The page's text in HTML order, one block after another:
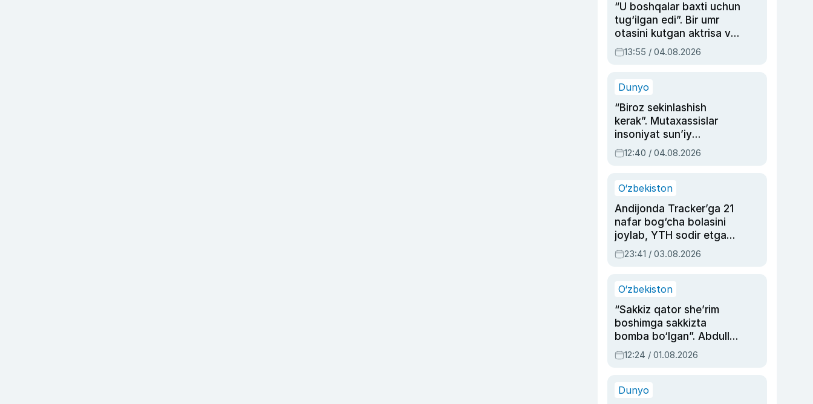
“U boshqalar baxti uchun
tug‘ilgan edi”. Bir umr
otasini kutgan aktrisa va
dublyaj ustasi Rimma
Ahmedovaning
13:55 / 04.08.2026
Dunyo
“Biroz sekinlashish
kerak”. Mutaxassislar
insoniyat sun’iy
intellektni boshqara
olmay qolishidan xavotir
12:40 / 04.08.2026
O‘zbekiston
Andijonda Tracker’ga 21
nafar bog‘cha bolasini
joylab, YTH sodir etgan
ayolga sud hukmi o‘qildi
23:41 / 03.08.2026
O‘zbekiston
“Sakkiz qator she’rim
boshimga sakkizta
bomba bo‘lgan”. Abdulla
Oripovni siyosiy
ayblovlardan asrab
12:24 / 01.08.2026
Dunyo